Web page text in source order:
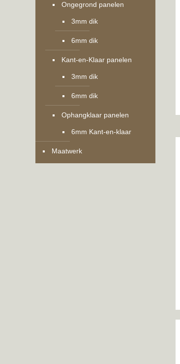
Ongegrond panelen
3mm dik
6mm dik
Kant-en-Klaar panelen
3mm dik
6mm dik
Ophangklaar panelen
6mm Kant-en-klaar
Maatwerk